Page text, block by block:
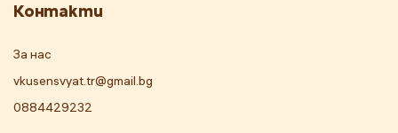
Контакти
За нас
vkusensvyat.tr@gmail.bg
0884429232